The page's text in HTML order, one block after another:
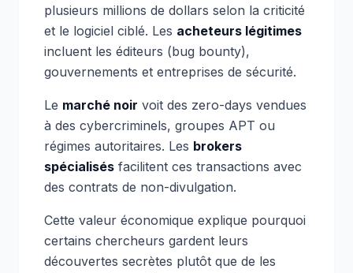
plusieurs millions de dollars selon la criticité
et le logiciel ciblé. Les acheteurs légitimes
incluent les éditeurs (bug bounty),
gouvernements et entreprises de sécurité.
Le marché noir voit des zero-days vendues
à des cybercriminels, groupes APT ou
régimes autoritaires. Les brokers
spécialisés facilitent ces transactions avec
des contrats de non-divulgation.
Cette valeur économique explique pourquoi
certains chercheurs gardent leurs
découvertes secrètes plutôt que de les